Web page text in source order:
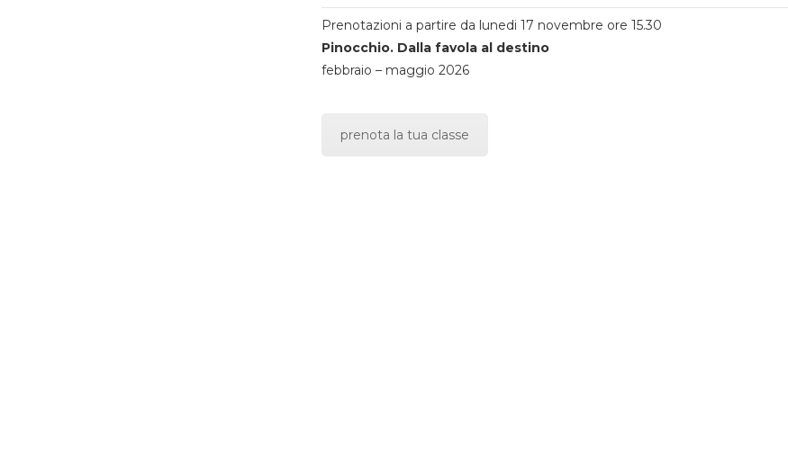
Prenotazioni a partire da lunedi 17 novembre ore 15.30
Pinocchio. Dalla favola al destino
febbraio – maggio 2026
prenota la tua classe